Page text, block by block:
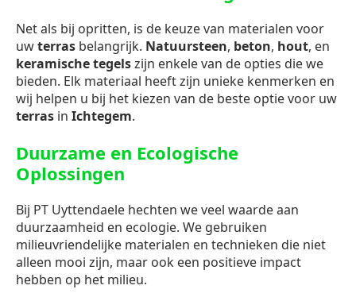
Net als bij opritten, is de keuze van materialen voor
uwterras belangrijk. Natuursteen, beton, hout, en
keramische tegelszijn enkele van de opties die we
bieden. Elk materiaal heeft zijn unieke kenmerken en
wij helpen u bij het kiezen van de beste optie voor uw
terras in Ichtegem.
Duurzame en Ecologische
Oplossingen
Bij PT Uyttendaele hechten we veel waarde aan
duurzaamheid en ecologie. We gebruiken
milieuvriendelijke materialen en technieken die niet
alleen mooi zijn, maar ook een positieve impact
hebben op het milieu.